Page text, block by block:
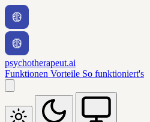
psychotherapeut.ai
Funktionen Vorteile So funktioniert's